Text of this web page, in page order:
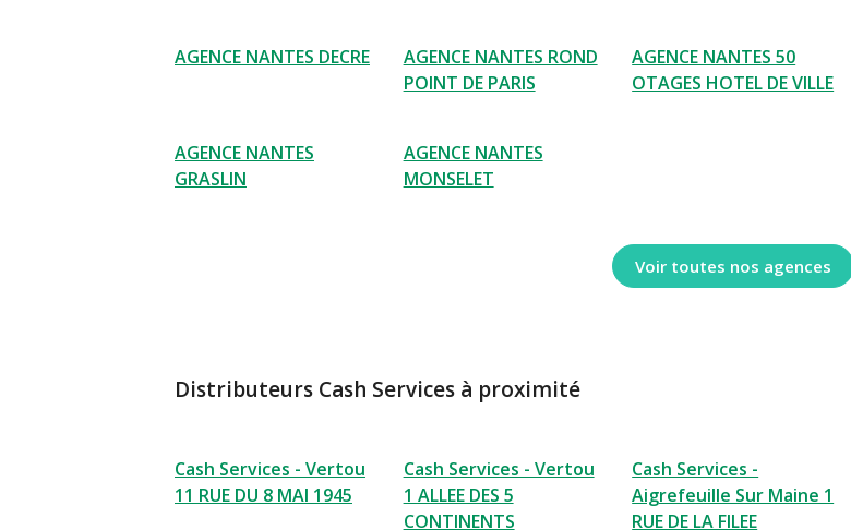
AGENCE NANTES DECRE
AGENCE NANTES ROND
POINT DE PARIS
AGENCE NANTES 50
OTAGES HOTEL DE VILLE
AGENCE NANTES
GRASLIN
AGENCE NANTES
MONSELET
Voir toutes nos agences
Distributeurs Cash Services à proximité
Cash Services - Vertou
11 RUE DU 8 MAI 1945
Cash Services - Vertou
1 ALLEE DES 5
CONTINENTS
Cash Services -
Aigrefeuille Sur Maine 1
RUE DE LA FILEE